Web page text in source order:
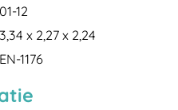
01-12
3,34 x 2,27 x 2,24
EN-1176